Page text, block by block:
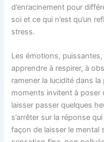
d’enracinement pour
soi et ce qui n’est qu’un
stress.
Les émotions,
apprendre à respirer, à
ramener la lucidité dans
moments invitent à poser
laisser passer quelques
s’arrêter sur la réponse
façon de laisser le mental